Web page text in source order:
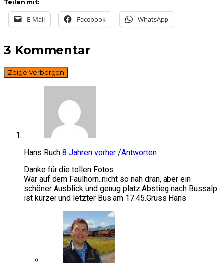
Teilen mit:
E-Mail Facebook WhatsApp
3 Kommentar
Zeige Verbergen
Hans Ruch 8 Jahren vorher /Antworten
Danke für die tollen Fotos.
War auf dem Faulhorn..nicht so nah dran, aber ein
schöner Ausblick und genug platz.Abstieg nach Bussalp
ist kürzer und letzter Bus am 17.45.Gruss Hans